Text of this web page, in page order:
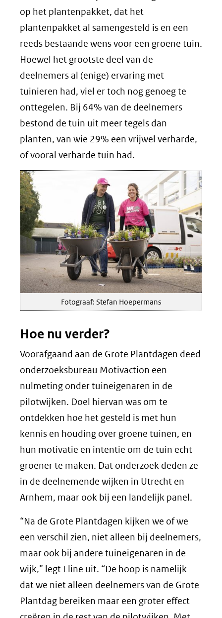
op het plantenpakket, dat het
plantenpakket al samengesteld is en een
reeds bestaande wens voor een groene tuin.
Hoewel het grootste deel van de
deelnemers al (enige) ervaring met
tuinieren had, viel er toch nog genoeg te
onttegelen. Bij 64% van de deelnemers
bestond de tuin uit meer tegels dan
planten, van wie 29% een vrijwel verharde,
of vooral verharde tuin had.
Fotograaf: Stefan Hoepermans
Hoe nu verder?
Voorafgaand aan de Grote Plantdagen deed
onderzoeksbureau Motivaction een
nulmeting onder tuineigenaren in de
pilotwijken. Doel hiervan was om te
ontdekken hoe het gesteld is met hun
kennis en houding over groene tuinen, en
hun motivatie en intentie om de tuin echt
groener te maken. Dat onderzoek deden ze
in de deelnemende wijken in Utrecht en
Arnhem, maar ook bij een landelijk panel.
“Na de Grote Plantdagen kijken we of we
een verschil zien, niet alleen bij deelnemers,
maar ook bij andere tuineigenaren in de
wijk,” legt Eline uit. “De hoop is namelijk
dat we niet alleen deelnemers van de Grote
Plantdag bereiken maar een groter effect